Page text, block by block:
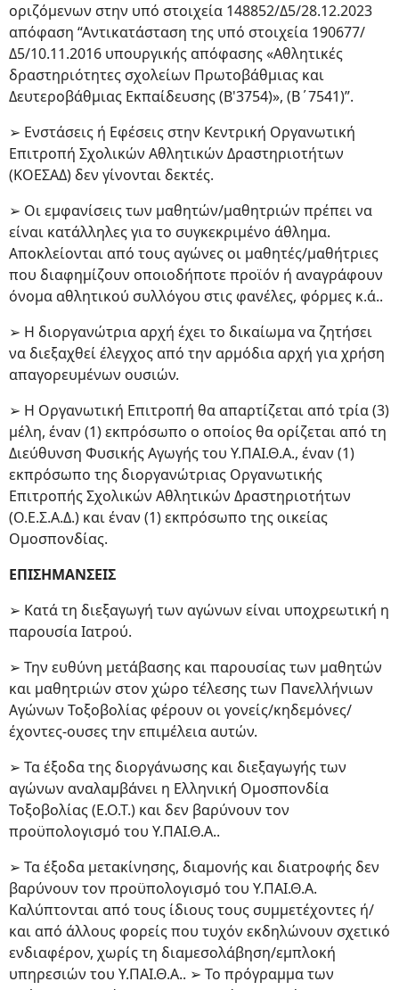
οριζόμενων στην υπό στοιχεία 148852/Δ5/28.12.2023
απόφαση “Αντικατάσταση της υπό στοιχεία 190677/
Δ5/10.11.2016 υπουργικής απόφασης «Αθλητικές
δραστηριότητες σχολείων Πρωτοβάθμιας και
Δευτεροβάθμιας Εκπαίδευσης (Β'3754)», (B΄7541)”.
➢ Ενστάσεις ή Εφέσεις στην Κεντρική Οργανωτική
Επιτροπή Σχολικών Αθλητικών Δραστηριοτήτων
(ΚΟΕΣΑΔ) δεν γίνονται δεκτές.
➢ Οι εμφανίσεις των μαθητών/μαθητριών πρέπει να
είναι κατάλληλες για το συγκεκριμένο άθλημα.
Αποκλείονται από τους αγώνες οι μαθητές/μαθήτριες
που διαφημίζουν οποιοδήποτε προϊόν ή αναγράφουν
όνομα αθλητικού συλλόγου στις φανέλες, φόρμες κ.ά..
➢ Η διοργανώτρια αρχή έχει το δικαίωμα να ζητήσει
να διεξαχθεί έλεγχος από την αρμόδια αρχή για χρήση
απαγορευμένων ουσιών.
➢ Η Οργανωτική Επιτροπή θα απαρτίζεται από τρία (3)
μέλη, έναν (1) εκπρόσωπο ο οποίος θα ορίζεται από τη
Διεύθυνση Φυσικής Αγωγής του Υ.ΠΑΙ.Θ.Α., έναν (1)
εκπρόσωπο της διοργανώτριας Οργανωτικής
Επιτροπής Σχολικών Αθλητικών Δραστηριοτήτων
(Ο.Ε.Σ.Α.Δ.) και έναν (1) εκπρόσωπο της οικείας
Ομοσπονδίας.
ΕΠΙΣΗΜΑΝΣΕΙΣ
➢ Κατά τη διεξαγωγή των αγώνων είναι υποχρεωτική η
παρουσία Ιατρού.
➢ Την ευθύνη μετάβασης και παρουσίας των μαθητών
και μαθητριών στον χώρο τέλεσης των Πανελλήνιων
Αγώνων Τοξοβολίας φέρουν οι γονείς/κηδεμόνες/
έχοντες-ουσες την επιμέλεια αυτών.
➢ Τα έξοδα της διοργάνωσης και διεξαγωγής των
αγώνων αναλαμβάνει η Ελληνική Ομοσπονδία
Τοξοβολίας (Ε.Ο.Τ.) και δεν βαρύνουν τον
προϋπολογισμό του Υ.ΠΑΙ.Θ.Α..
➢ Τα έξοδα μετακίνησης, διαμονής και διατροφής δεν
βαρύνουν τον προϋπολογισμό του Υ.ΠΑΙ.Θ.Α.
Καλύπτονται από τους ίδιους τους συμμετέχοντες ή/
και από άλλους φορείς που τυχόν εκδηλώνουν σχετικό
ενδιαφέρον, χωρίς τη διαμεσολάβηση/εμπλοκή
υπηρεσιών του Υ.ΠΑΙ.Θ.Α.. ➢ Το πρόγραμμα των